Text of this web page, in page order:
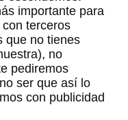
importante para
terceros
que no tienes
no
pediremos
ser que así lo
con publicidad